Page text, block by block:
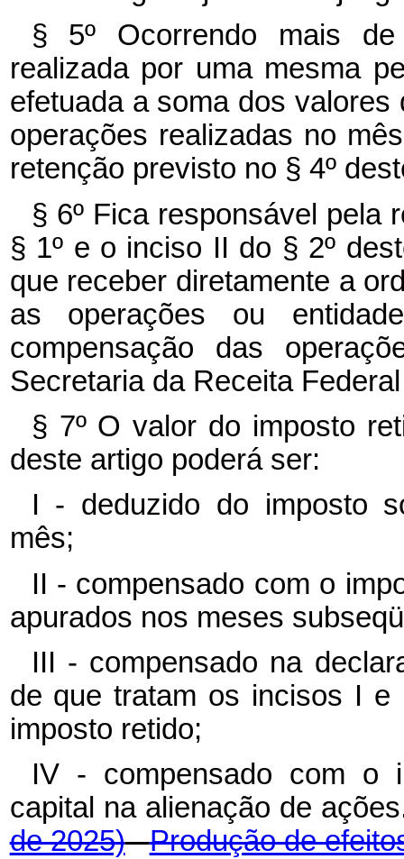
§ 5º Ocorrendo mais
realizada por uma mesma
efetuada a soma dos
operações realizadas no
retenção previsto no § 4º
§ 6º Fica responsável pela
§ 1º e o inciso II do § 2º
que receber diretamente a
as operações ou
compensação das
Secretaria da Receita
§ 7º O valor do imposto
deste artigo poderá ser:
I - deduzido do imposto
mês;
II - compensado com o
apurados nos meses
III - compensado na
de que tratam os incisos I e
imposto retido;
IV - compensado com o
capital na alienação de
de 2025)
Produção de